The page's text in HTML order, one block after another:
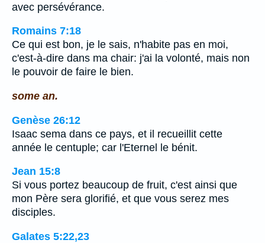
avec persévérance.
Romains 7:18
Ce qui est bon, je le sais, n'habite pas en moi,
c'est-à-dire dans ma chair: j'ai la volonté, mais non
le pouvoir de faire le bien.
some an.
Genèse 26:12
Isaac sema dans ce pays, et il recueillit cette
année le centuple; car l'Eternel le bénit.
Jean 15:8
Si vous portez beaucoup de fruit, c'est ainsi que
mon Père sera glorifié, et que vous serez mes
disciples.
Galates 5:22,23